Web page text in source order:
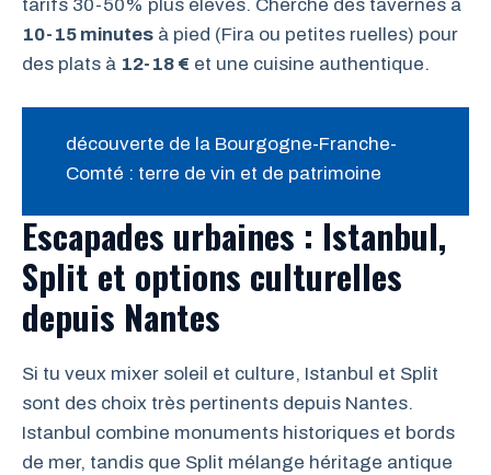
tarifs 30-50% plus élevés. Cherche des tavernes à
10-15 minutes à pied (Fira ou petites ruelles) pour
des plats à 12-18 € et une cuisine authentique.
découverte de la Bourgogne-Franche-
Comté : terre de vin et de patrimoine
Escapades urbaines : Istanbul,
Split et options culturelles
depuis Nantes
Si tu veux mixer soleil et culture, Istanbul et Split
sont des choix très pertinents depuis Nantes.
Istanbul combine monuments historiques et bords
de mer, tandis que Split mélange héritage antique